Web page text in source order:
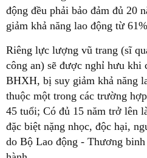
động đều phải bảo đảm đủ 20
giảm khả năng lao động từ
Riêng lực lượng vũ trang (sĩ
công an) sẽ được nghỉ hưu khi
BHXH, bị suy giảm khả năng
thuộc một trong các trường
45 tuổi; Có đủ 15 năm trở lên
đặc biệt nặng nhọc, độc hại,
do Bộ Lao động - Thương